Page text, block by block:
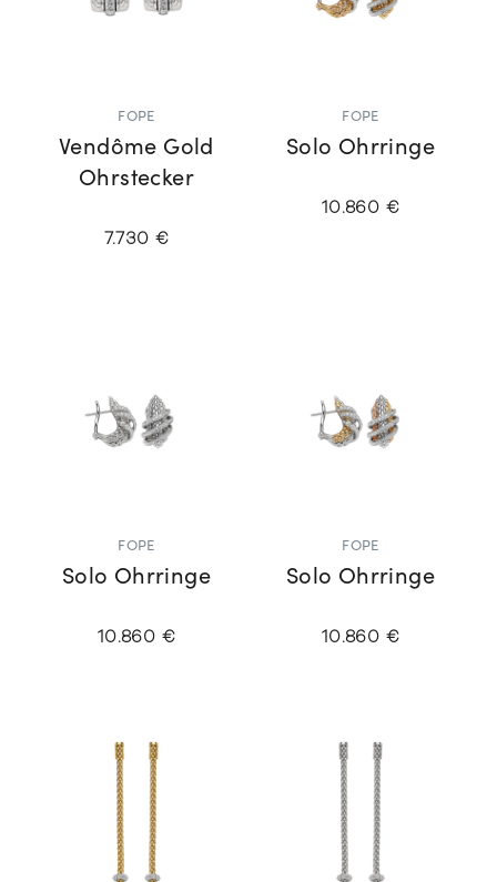
FOPE
Vendôme Gold
Ohrstecker
7.730 €
FOPE
Solo Ohrringe
10.860 €
FOPE
Solo Ohrringe
10.860 €
FOPE
Solo Ohrringe
10.860 €